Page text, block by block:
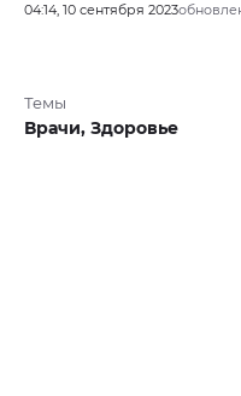
04:14, 10 сентября 2023
Темы
Врачи, Здоровье